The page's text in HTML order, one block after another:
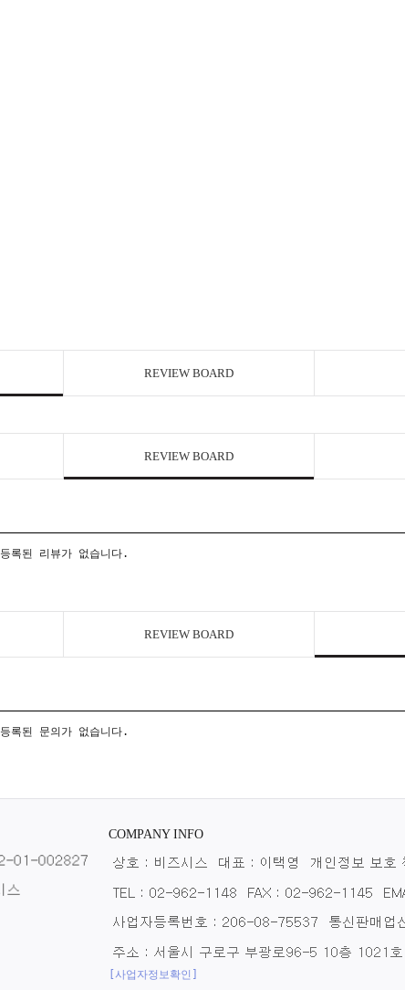
REVIEW BOARD
REVIEW BOARD
등록된 리뷰가 없습니다.
REVIEW BOARD
등록된 문의가 없습니다.
COMPANY INFO
[사업자정보확인]